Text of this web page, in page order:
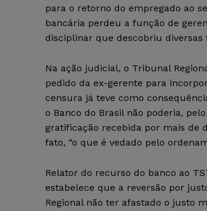
para o retorno do empregado ao
bancária perdeu a função de
disciplinar que descobriu diversas
Na ação judicial, o Tribunal
pedido da ex-gerente para
censura já teve como
o Banco do Brasil não poderia,
gratificação recebida por mais de
fato, “o que é vedado pelo
Relator do recurso do banco ao
estabelece que a reversão por
Regional não ter afastado o justo